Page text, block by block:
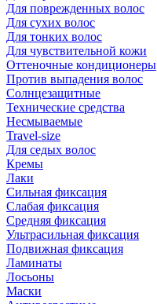
Для поврежденных волос
Для сухих волос
Для тонких волос
Для чувствительной кожи
Оттеночные кондиционеры
Против выпадения волос
Солнцезащитные
Технические средства
Несмываемые
Travel-size
Для седых волос
Кремы
Лаки
Сильная фиксация
Слабая фиксация
Средняя фиксация
Ультрасильная фиксация
Подвижная фиксация
Ламинаты
Лосьоны
Маски